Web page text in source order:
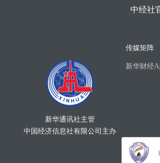
中经社
新华通讯社主管
中国经济信息社有限公司主办
传媒矩阵
新华财经